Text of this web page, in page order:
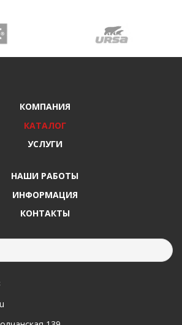
КОМПАНИЯ
КАТАЛОГ
УСЛУГИ
НАШИ РАБОТЫ
ИНФОРМАЦИЯ
КОНТАКТЫ